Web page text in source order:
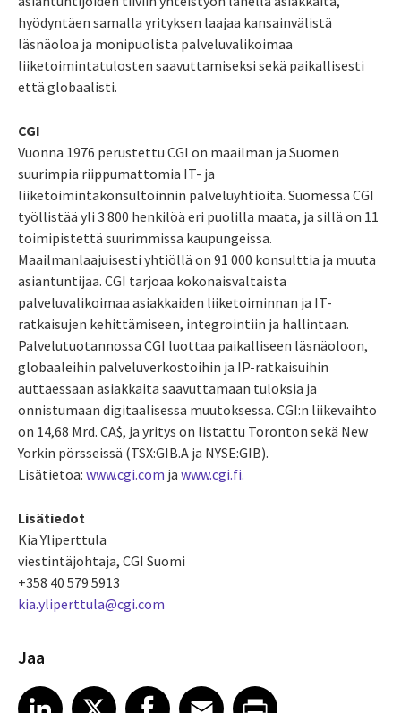
hyödyntäen samalla yrityksen laajaa kansainvälistä
läsnäoloa ja monipuolista palveluvalikoimaa
liiketoimintatulosten saavuttamiseksi sekä paikallisesti
että globaalisti.
CGI
Vuonna 1976 perustettu CGI on maailman ja Suomen
suurimpia riippumattomia IT- ja
liiketoimintakonsultoinnin palveluyhtiöitä. Suomessa CGI
työllistää yli 3 800 henkilöä eri puolilla maata, ja sillä on 11
toimipistettä suurimmissa kaupungeissa.
Maailmanlaajuisesti yhtiöllä on 91 000 konsulttia ja muuta
asiantuntijaa. CGI tarjoaa kokonaisvaltaista
palveluvalikoimaa asiakkaiden liiketoiminnan ja IT-
ratkaisujen kehittämiseen, integrointiin ja hallintaan.
Palvelutuotannossa CGI luottaa paikalliseen läsnäoloon,
globaaleihin palveluverkostoihin ja IP-ratkaisuihin
auttaessaan asiakkaita saavuttamaan tuloksia ja
onnistumaan digitaalisessa muutoksessa. CGI:n liikevaihto
on 14,68 Mrd. CA$, ja yritys on listattu Toronton sekä New
Yorkin pörsseissä (TSX:GIB.A ja NYSE:GIB).
Lisätietoa: www.cgi.com ja www.cgi.fi.
Lisätiedot
Kia Yliperttula
viestintäjohtaja, CGI Suomi
+358 40 579 5913
kia.yliperttula@cgi.com
Jaa
Share article on LinkedIn
LinkedIn
Share article on XShare article on Facebook
Facebook
Share article on Email
EmailShare article on Print